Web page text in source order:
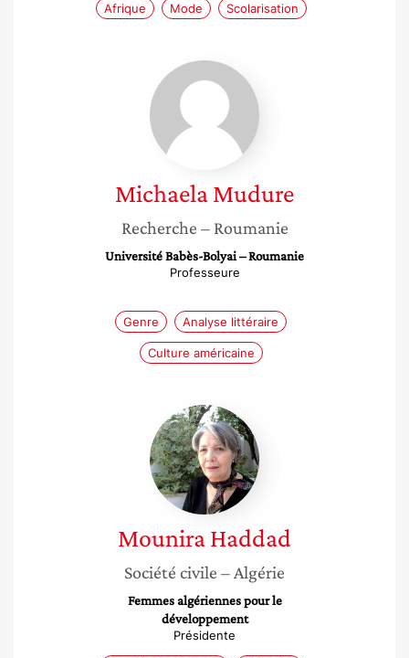
Afrique Mode Scolarisation
Michaela
Mudure
MichaelaMudure
Recherche – Roumanie
Université Babès-Bolyai – Roumanie
Professeure
Genre Analyse littéraire
Culture américaine
Mounira
Haddad
MouniraHaddad
Société civile – Algérie
Femmes algériennes pour le
développement
Présidente